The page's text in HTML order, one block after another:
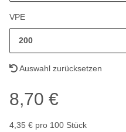
VPE
200
Auswahl zurücksetzen
8,70 €
4,35 € pro 100 Stück